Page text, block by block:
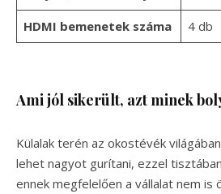
HDMI bemenetek száma
4 db
Ami jól sikerült, azt minek
Külalak terén az okostévék
lehet nagyot gurítani, ezzel
ennek megfelelően a vállalat nem is